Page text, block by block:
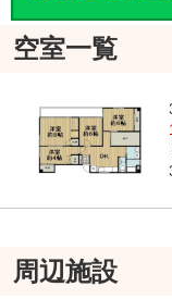
空室一覧
周辺施設